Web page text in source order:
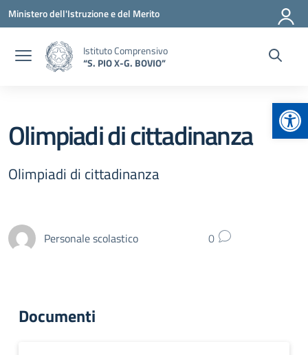
Vai ai contenuti
Vai al menu di navigazione
Vai al footer
Ministero dell'Istruzione e del Merito
Istituto Comprensivo
“S. PIO X-G. BOVIO”
Olimpiadi di cittadinanza
Olimpiadi di cittadinanza
Personale scolastico 0
Documenti